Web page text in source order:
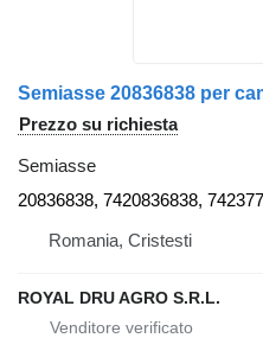
Semiasse 20836838 per
Prezzo su richiesta
Semiasse
20836838, 7420836838,
Romania, Cristesti
ROYAL DRU AGRO S.R.L.